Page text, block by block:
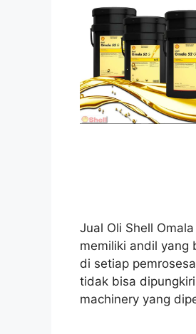
Jual Oli Shell
memiliki andil yang
di setiap
tidak bisa
machinery yang